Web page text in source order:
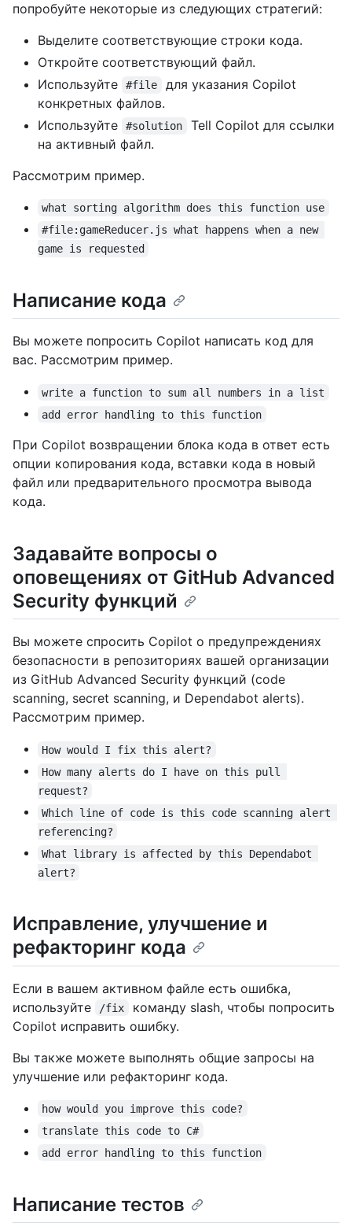
попробуйте некоторые из следующих стратегий:
Выделите соответствующие строки кода.
Откройте соответствующий файл.
Используйте
#file
для указания Copilot
конкретных файлов.
Используйте
#solution
Tell Copilot для ссылки
на активный файл.
Рассмотрим пример.
what sorting algorithm does this function use
#file:gameReducer.js what happens when a new
game is requested
Написание кода
Вы можете попросить Copilot написать код для
вас. Рассмотрим пример.
write a function to sum all numbers in a list
add error handling to this function
При Copilot возвращении блока кода в ответ есть
опции копирования кода, вставки кода в новый
файл или предварительного просмотра вывода
кода.
Задавайте вопросы о
оповещениях от GitHub Advanced
Security функций
Вы можете спросить Copilot о предупреждениях
безопасности в репозиториях вашей организации
из GitHub Advanced Security функций (code
scanning, secret scanning, и Dependabot alerts).
Рассмотрим пример.
How would I fix this alert?
How many alerts do I have on this pull
request?
Which line of code is this code scanning alert
referencing?
What library is affected by this Dependabot
alert?
Исправление, улучшение и
рефакторинг кода
Если в вашем активном файле есть ошибка,
используйте
/fix
команду slash, чтобы попросить
Copilot исправить ошибку.
Вы также можете выполнять общие запросы на
улучшение или рефакторинг кода.
how would you improve this code?
translate this code to C#
add error handling to this function
Написание тестов